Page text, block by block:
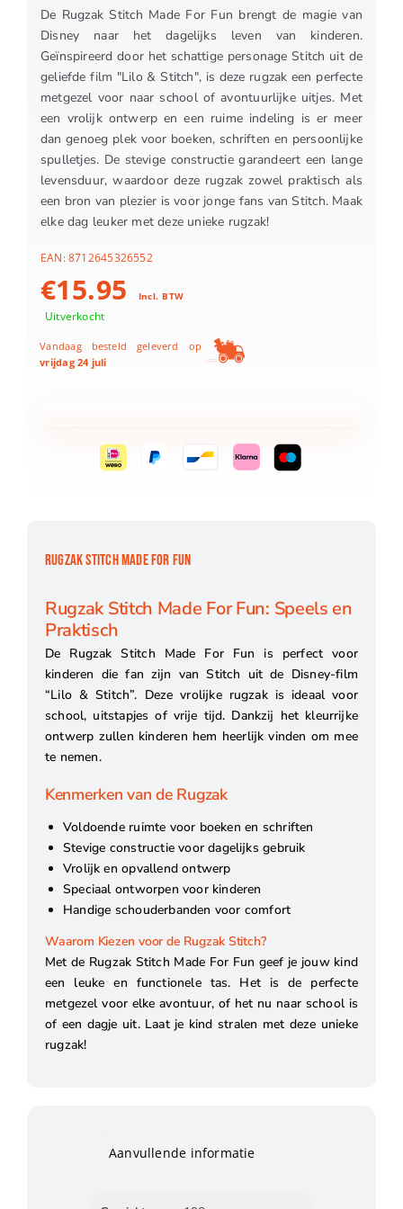
De Rugzak Stitch Made For Fun brengt de magie van
Disney naar het dagelijks leven van kinderen.
Geïnspireerd door het schattige personage Stitch uit de
geliefde film "Lilo & Stitch", is deze rugzak een perfecte
metgezel voor naar school of avontuurlijke uitjes. Met
een vrolijk ontwerp en een ruime indeling is er meer
dan genoeg plek voor boeken, schriften en persoonlijke
spulletjes. De stevige constructie garandeert een lange
levensduur, waardoor deze rugzak zowel praktisch als
een bron van plezier is voor jonge fans van Stitch. Maak
elke dag leuker met deze unieke rugzak!
EAN:8712645326552
€15.95 Incl. BTW
Uitverkocht
Vandaag besteld geleverd op
vrijdag 24 juli
RUGZAK STITCH MADE FOR FUN
Rugzak Stitch Made For Fun: Speels en
Praktisch
De Rugzak Stitch Made For Fun is perfect voor
kinderen die fan zijn van Stitch uit de Disney-film
“Lilo & Stitch”. Deze vrolijke rugzak is ideaal voor
school, uitstapjes of vrije tijd. Dankzij het kleurrijke
ontwerp zullen kinderen hem heerlijk vinden om mee
te nemen.
Kenmerken van de Rugzak
Voldoende ruimte voor boeken en schriften
Stevige constructie voor dagelijks gebruik
Vrolijk en opvallend ontwerp
Speciaal ontworpen voor kinderen
Handige schouderbanden voor comfort
Waarom Kiezen voor de Rugzak Stitch?
Met de Rugzak Stitch Made For Fun geef je jouw kind
een leuke en functionele tas. Het is de perfecte
metgezel voor elke avontuur, of het nu naar school is
of een dagje uit. Laat je kind stralen met deze unieke
rugzak!
Aanvullende informatie